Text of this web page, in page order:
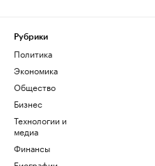
Рубрики
Политика
Экономика
Общество
Бизнес
Технологии и
медиа
Финансы